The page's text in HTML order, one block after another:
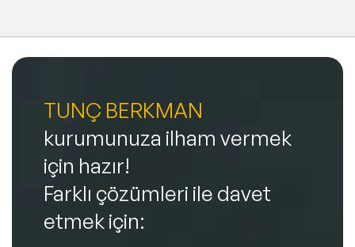
TUNÇ BERKMAN
kurumunuza ilham vermek
için hazır!
Farklı çözümleri ile davet
etmek için: